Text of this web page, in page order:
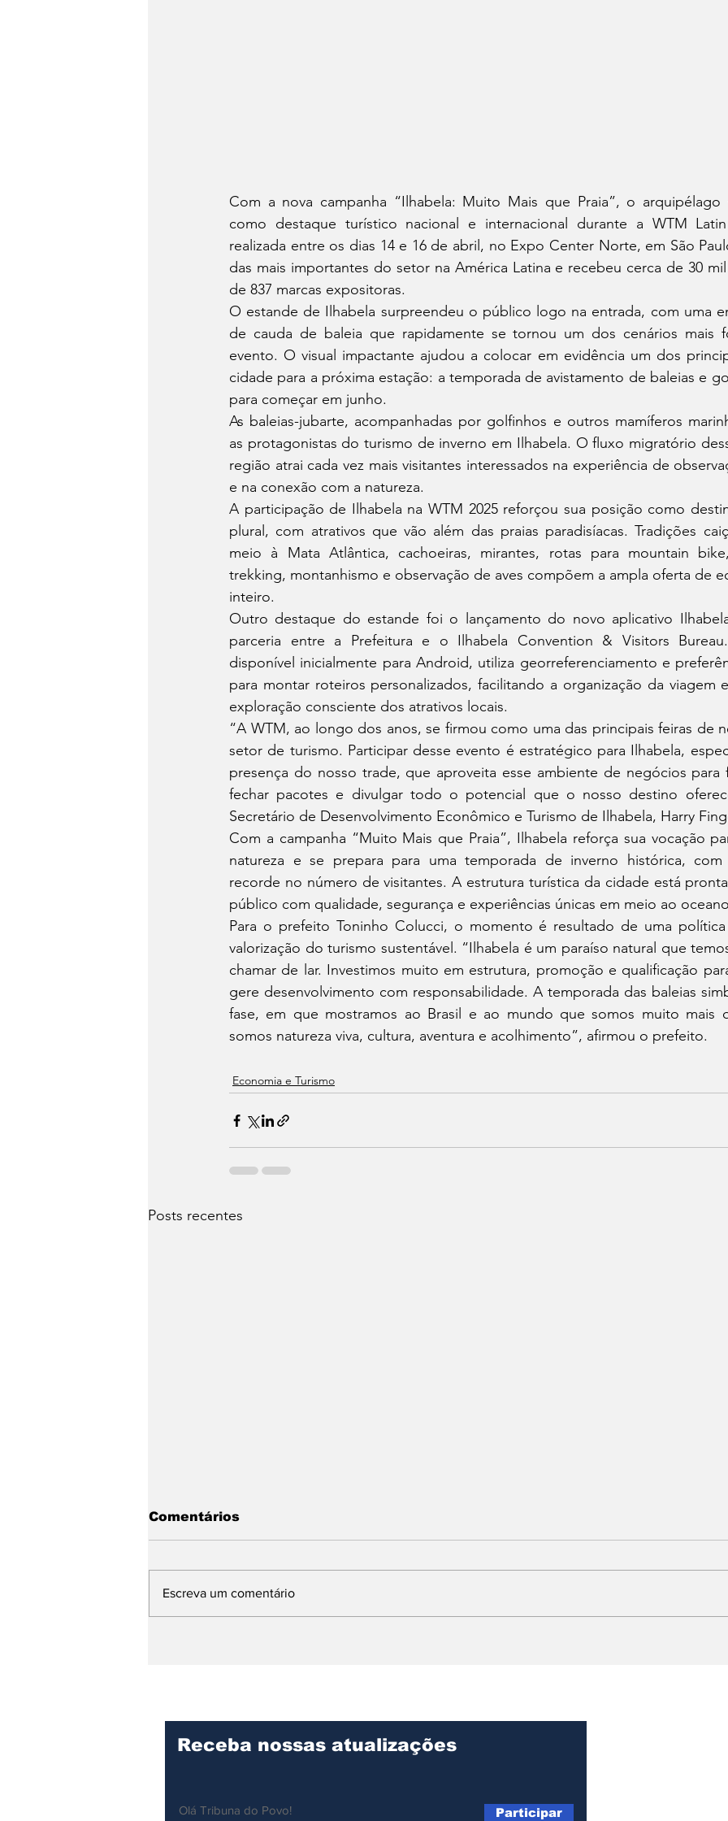
Com a nova campanha “Ilhabela: Muito Mais que Praia”, o
como destaque turístico nacional e internacional durante a WTM Latin
realizada entre os dias 14 e 16 de abril, no Expo Center Norte, em São
das mais importantes do setor na América Latina e recebeu cerca de 30
de 837 marcas expositoras.
O estande de Ilhabela surpreendeu o público logo na entrada, com uma
de cauda de baleia que rapidamente se tornou um dos cenários mais
evento. O visual impactante ajudou a colocar em evidência um dos
cidade para a próxima estação: a temporada de avistamento de baleias e
para começar em junho.
As baleias-jubarte, acompanhadas por golfinhos e outros mamíferos
as protagonistas do turismo de inverno em Ilhabela. O fluxo migratório
região atrai cada vez mais visitantes interessados na experiência de
e na conexão com a natureza.
A participação de Ilhabela na WTM 2025 reforçou sua posição como
plural, com atrativos que vão além das praias paradisíacas. Tradições
meio à Mata Atlântica, cachoeiras, mirantes, rotas para mountain
trekking, montanhismo e observação de aves compõem a ampla oferta de
inteiro.
Outro destaque do estande foi o lançamento do novo aplicativo
parceria entre a Prefeitura e o Ilhabela Convention & Visitors
disponível inicialmente para Android, utiliza georreferenciamento e
para montar roteiros personalizados, facilitando a organização da viagem
exploração consciente dos atrativos locais.
“A WTM, ao longo dos anos, se firmou como uma das principais feiras de
setor de turismo. Participar desse evento é estratégico para Ilhabela,
presença do nosso trade, que aproveita esse ambiente de negócios para
fechar pacotes e divulgar todo o potencial que o nosso destino
Secretário de Desenvolvimento Econômico e Turismo de Ilhabela, Harry
Com a campanha “Muito Mais que Praia”, Ilhabela reforça sua vocação
natureza e se prepara para uma temporada de inverno histórica, com
recorde no número de visitantes. A estrutura turística da cidade está
público com qualidade, segurança e experiências únicas em meio ao
Para o prefeito Toninho Colucci, o momento é resultado de uma
valorização do turismo sustentável. “Ilhabela é um paraíso natural que
chamar de lar. Investimos muito em estrutura, promoção e qualificação
gere desenvolvimento com responsabilidade. A temporada das baleias
fase, em que mostramos ao Brasil e ao mundo que somos muito mais
somos natureza viva, cultura, aventura e acolhimento”, afirmou o prefeito.
Economia e Turismo
Posts recentes
Comentários
Escreva um comentário
Receba nossas atualizações
Olá Tribuna do Povo! Participar